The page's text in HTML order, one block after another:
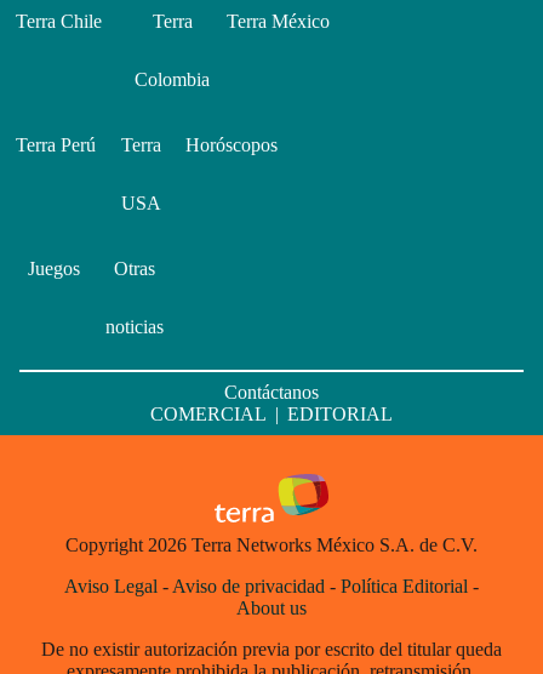
Terra Chile Terra
Colombia
Terra México
Terra Perú Terra
USA
Horóscopos
Juegos Otras
noticias
Contáctanos
COMERCIAL | EDITORIAL
Copyright 2026 Terra Networks México S.A. de C.V.
Aviso Legal - Aviso de privacidad - Política Editorial -
About us
De no existir autorización previa por escrito del titular queda